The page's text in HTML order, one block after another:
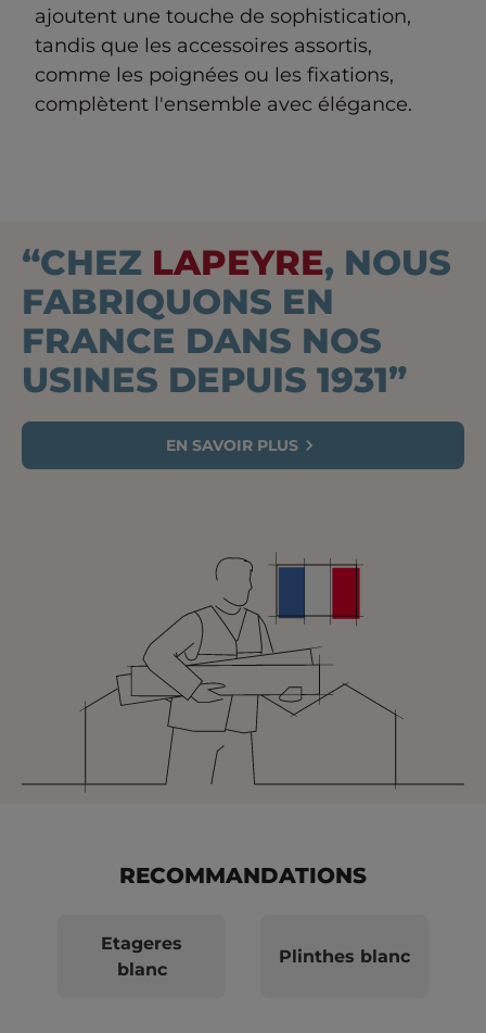
ajoutent une touche de sophistication,
tandis que les accessoires assortis,
comme les poignées ou les fixations,
complètent l'ensemble avec élégance.
“CHEZ LAPEYRE, NOUS
FABRIQUONS EN
FRANCE DANS NOS
USINES DEPUIS 1931”
EN SAVOIR PLUS
RECOMMANDATIONS
Etageres
blanc
Plinthes blanc